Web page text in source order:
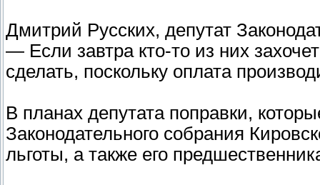
Дмитрий Русских, депутат
— Если завтра кто-то из них
сделать, поскольку оплата
В планах депутата поправки,
Законодательного собрания
льготы, а также его